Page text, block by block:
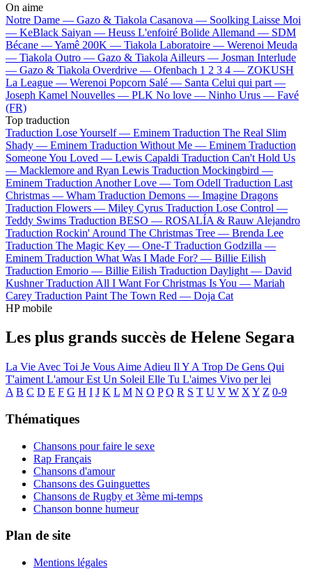
On aime
Notre Dame — Gazo & Tiakola Casanova — Soolking Laisse Moi
— KeBlack Saiyan — Heuss L'enfoiré Bolide Allemand — SDM
Bécane —Yamê 200K — Tiakola Laboratoire — Werenoi Meuda
— Tiakola Outro — Gazo & Tiakola Ailleurs — Josman Interlude
— Gazo & Tiakola Overdrive — Ofenbach 1 2 3 4 — ZOKUSH
La League — Werenoi Popcorn Salé — Santa Celui qui part —
Joseph Kamel Nouvelles — PLK No love — Ninho Urus — Favé
(FR)
Top traduction
Traduction Lose Yourself — Eminem Traduction The Real Slim
Shady — Eminem Traduction Without Me — Eminem Traduction
Someone You Loved — Lewis Capaldi Traduction Can't Hold Us
— Macklemore and Ryan Lewis Traduction Mockingbird —
Eminem Traduction Another Love — Tom Odell Traduction Last
Christmas — Wham Traduction Demons — Imagine Dragons
Traduction Flowers — Miley Cyrus Traduction Lose Control —
Teddy Swims Traduction BESO — ROSALÍA & Rauw Alejandro
Traduction Rockin' Around The Christmas Tree — Brenda Lee
Traduction The Magic Key — One-T Traduction Godzilla —
Eminem Traduction What Was I Made For? — Billie Eilish
Traduction Emorio — Billie Eilish Traduction Daylight — David
Kushner Traduction All I Want For Christmas Is You — Mariah
Carey Traduction Paint The Town Red — Doja Cat
HP mobile
Les plus grands succès de Helene Segara
La Vie Avec Toi Je Vous Aime Adieu Il Y A Trop De Gens Qui
T'aiment L'amour Est Un Soleil Elle Tu L'aimes Vivo per lei
A B C D E F G H I J K L M N O P Q R S T U V W X Y Z 0-9
Thématiques
Chansons pour faire le sexe
Rap Français
Chansons d'amour
Chansons des Guinguettes
Chansons de Rugby et 3ème mi-temps
Chanson bonne humeur
Plan de site
Mentions légales